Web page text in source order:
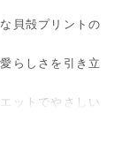
貝殻プリントの
らしさを引き立
ットでやさしい
自宅用としては